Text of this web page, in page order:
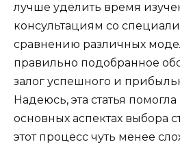
лучше уделить время
консультациям со
сравнению различных
правильно подобранное
залог успешного и
Надеюсь, эта статья
основных аспектах выбора
этот процесс чуть менее